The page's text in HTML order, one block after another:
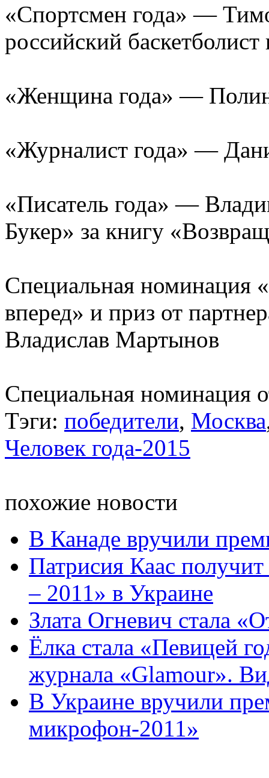
«Спортсмен года» —
российский
«Женщина года» —
«Журналист года» —
«Писатель года» —
Букер» за книгу
Специальная номинация
вперед» и приз от
Владислав Мартынов
Специальная номинация
Тэги: победители, Москва
Человек года-2015
похожие новости
В Канаде вручили
Патрисия Каас
– 2011» в Украине
Злата Огневич стала
Ёлка стала «Певицей
журнала «Glamour».
В Украине вручили
микрофон-2011»